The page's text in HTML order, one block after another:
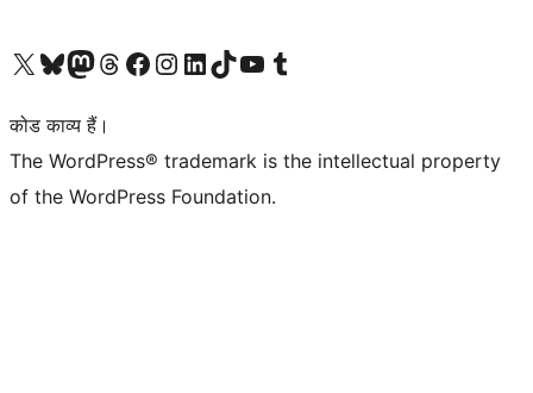
Visit our X (formerly Twitter) account
हमारे बलुस्की खाते पर जाएँVisit our Mastodon account
हमारे थ्रेड्स अकाउंट पर जाएंहमारे फेसबुक पेज पर जाएँहमारे इंस्टाग्राम अकाउंट पर जाएंहमारे लिंक्डइन खाते पर जाएँहमारे टिकटॉक खाते पर जाएँहमारे यूट्यूब चैनल पर जाएंहमारे Tumblr खाते पर जाएँ
कोड काव्य हैं।
The WordPress® trademark is the intellectual property
of the WordPress Foundation.